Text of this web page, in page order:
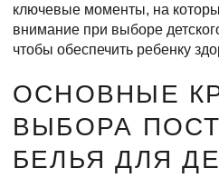
ключевые моменты, на
внимание при выборе
чтобы обеспечить ребенку
ОСНОВНЫЕ
ВЫБОРА
БЕЛЬЯ ДЛЯ